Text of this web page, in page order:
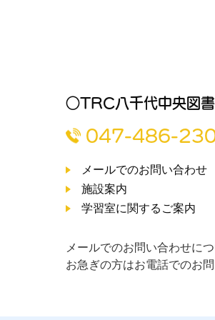
○TRC八千代中央図
047-486-
メールでのお問い合わせ
施設案内
学習室に関するご案内
メールでのお問い合わせに
お急ぎの方はお電話でのお